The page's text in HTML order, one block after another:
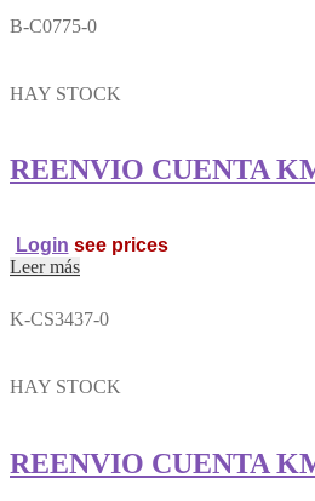
B-C0775-0
VARIAS
cantidad
K-CS3437-0
HAY STOCK
REENVIO CUENTA
Login see prices
Leer más
HAY STOCK
REENVIO CUENTA